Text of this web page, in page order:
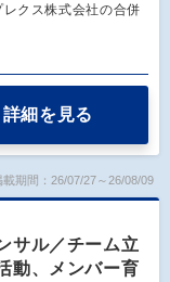
クス株式会社の合併
詳細を見る
載期間：26/07/27～26/08/09
サル／チーム立
動、メンバー育